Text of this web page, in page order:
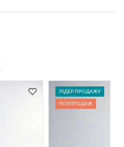
ЛІДЕР ПРОДАЖУ
РОЗПРОДАЖ